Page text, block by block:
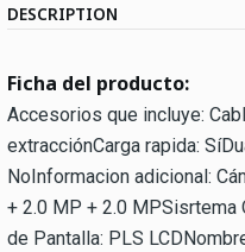
DESCRIPTION
Ficha del producto:
Accesorios que incluye:
extracciónCarga rapida:
NoInformacion adicional:
+ 2.0 MP + 2.0 MPSisrtema
de Pantalla: PLS